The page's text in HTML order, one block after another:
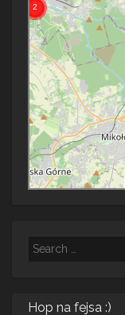
Search
Hop na fejsa :)